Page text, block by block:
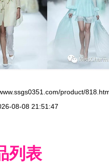
product/
08-08 21:51:47
列表